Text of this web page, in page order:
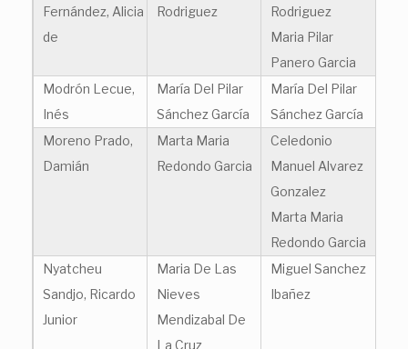
Fernández, Alicia
de
Rodriguez
Rodriguez
Maria Pilar
Panero Garcia
Modrón Lecue,
Inés
María Del Pilar
Sánchez García
María Del Pilar
Sánchez García
Moreno Prado,
Damián
Marta Maria
Redondo Garcia
Celedonio
Manuel Alvarez
Gonzalez
Marta Maria
Redondo Garcia
Nyatcheu
Sandjo, Ricardo
Junior
Maria De Las
Nieves
Mendizabal De
La Cruz
Miguel Sanchez
Ibañez